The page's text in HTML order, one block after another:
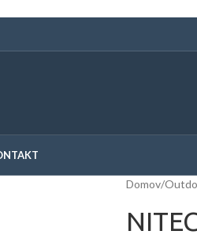
Domov/